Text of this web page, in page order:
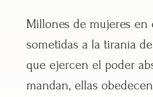
Millones de mujeres en
sometidas a la tiranía
que ejercen el poder
mandan, ellas